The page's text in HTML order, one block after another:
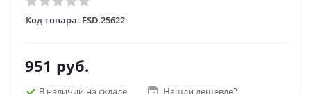
Код товара: FSD.25622
951 руб.
В наличии на складе Нашли дешевле?